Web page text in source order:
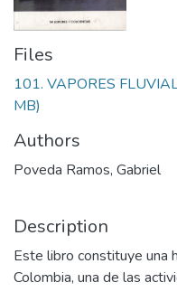
Files
101. VAPORES
MB)
Authors
Poveda Ramos, Gabriel
Description
Este libro constituye una
Colombia, una de las